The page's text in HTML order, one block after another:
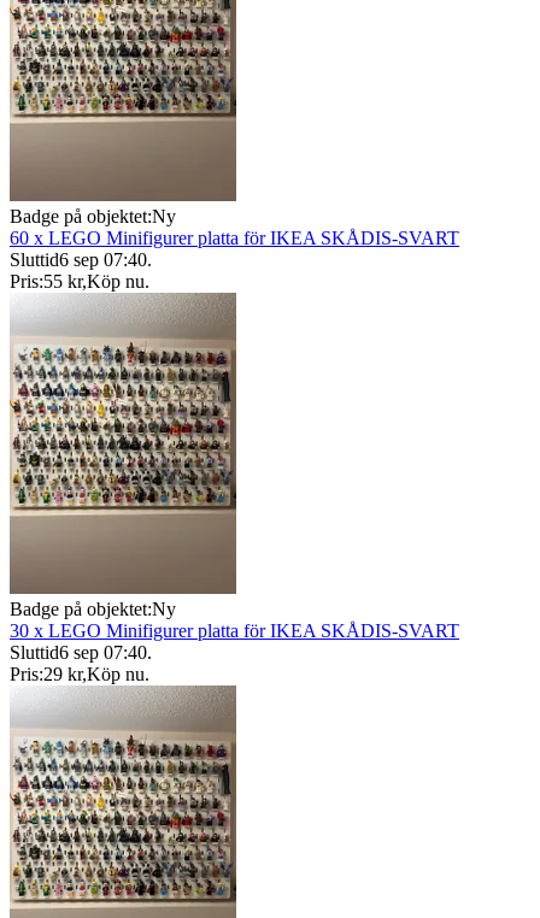
Badge på objektet:Ny
60 x LEGO Minifigurer platta för IKEA SKÅDIS-SVART
Sluttid6 sep 07:40.
Pris:55 kr,Köp nu.
Badge på objektet:Ny
30 x LEGO Minifigurer platta för IKEA SKÅDIS-SVART
Sluttid6 sep 07:40.
Pris:29 kr,Köp nu.